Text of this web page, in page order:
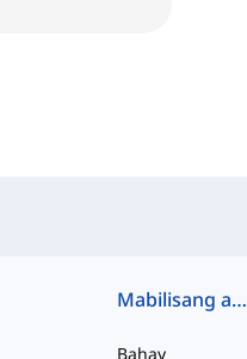
Mabilisang access
Bahay